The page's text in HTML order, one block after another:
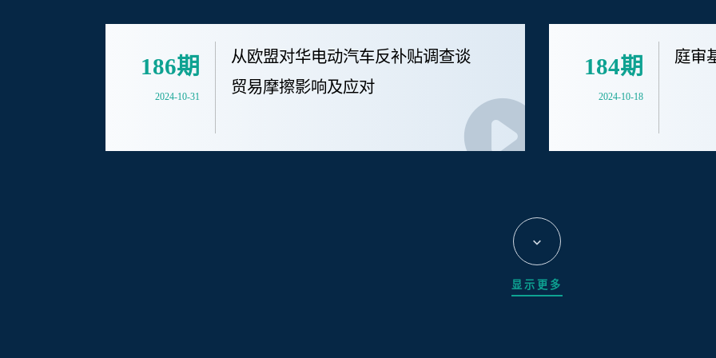
186期
2024-10-31
从欧盟对华电动汽车反补贴调查谈
贸易摩擦影响及应对
184期
2024-10-18
庭审
显示更多